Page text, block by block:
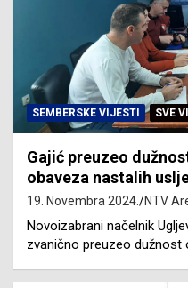
SEMBERSKE VIJESTI SVE
Gajić preuzeo
obaveza nastalih
19. Novembra 2024. NTV
Novoizabrani načelnik
zvanično preuzeo dužnost